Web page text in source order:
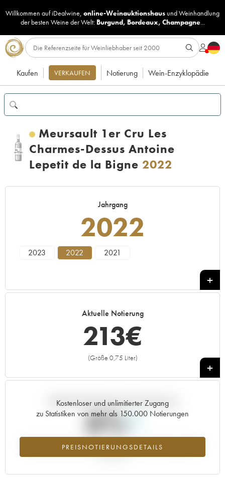
Willkommen auf iDealwine, online-Weinauktionshaus undWeinhandlung
der besten Weine der Welt: Burgund, Bordeaux, Champagne...
Kaufen VERKAUFEN Notierung Wein-Enzyklopädie
Meursault 1er Cru Les
Charmes-Dessus Antoine
Lepetit de la Bigne 2022
Jahrgang
2022
2023 2022 2021
Aktuelle Notierung
213€
(Größe 0,75 Liter)
+
Kostenloser und unlimitierter Zugang
zu Statistiken von mehr als 150.000 Notierungen
PREISNOTIERUNGSDETAILS
Aktuelle Entwicklung der Preisnotierung
0%
Preisanstiegs des Jahrgangs 2022 im Jahr 2026 im Vergleich zum